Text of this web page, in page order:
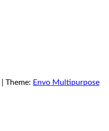
Theme: Envo Multipurpose